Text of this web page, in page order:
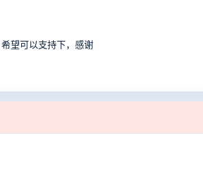
望可以支持下，感谢